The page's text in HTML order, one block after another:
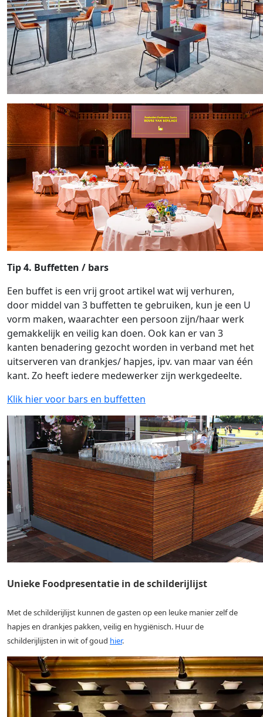
Tip 4. Buffetten / bars
Een buffet is een vrij groot artikel wat wij verhuren,
door middel van 3 buffetten te gebruiken, kun je een U
vorm maken, waarachter een persoon zijn/haar werk
gemakkelijk en veilig kan doen. Ook kan er van 3
kanten benadering gezocht worden in verband met het
uitserveren van drankjes/ hapjes, ipv. van maar van één
kant. Zo heeft iedere medewerker zijn werkgedeelte.
Klik hier voor bars en buffetten
Unieke Foodpresentatie in de schilderijlijst
Met de schilderijlijst kunnen de gasten op een leuke manier zelf de
hapjes en drankjes pakken, veilig en hygiënisch. Huur de
schilderijlijsten in wit of goud hier.